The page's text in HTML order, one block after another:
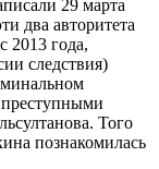
29 марта
два авторитета
2013 года,
следствия)
Того
познакомилась